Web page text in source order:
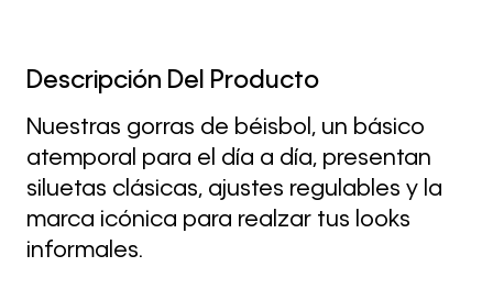
Descripción Del Producto
Nuestras gorras de béisbol, un básico
atemporal para el día a día, presentan
siluetas clásicas, ajustes regulables y la
marca icónica para realzar tus looks
informales.